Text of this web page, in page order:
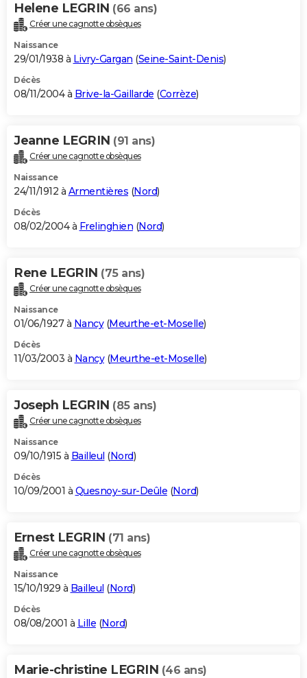
Helene LEGRIN (66 ans)
Créer une cagnotte obsèques
Naissance
29/01/1938 à Livry-Gargan (Seine-Saint-Denis)
Décès
08/11/2004 à Brive-la-Gaillarde (Corrèze)
Jeanne LEGRIN (91 ans)
Créer une cagnotte obsèques
Naissance
24/11/1912 à Armentières (Nord)
Décès
08/02/2004 à Frelinghien (Nord)
Rene LEGRIN (75 ans)
Créer une cagnotte obsèques
Naissance
01/06/1927 à Nancy(Meurthe-et-Moselle)
Décès
11/03/2003 à Nancy(Meurthe-et-Moselle)
Joseph LEGRIN (85 ans)
Créer une cagnotte obsèques
Naissance
09/10/1915 à Bailleul (Nord)
Décès
10/09/2001 à Quesnoy-sur-Deûle (Nord)
Ernest LEGRIN (71 ans)
Créer une cagnotte obsèques
Naissance
15/10/1929 à Bailleul (Nord)
Décès
08/08/2001 à Lille (Nord)
Marie-christine LEGRIN (46 ans)